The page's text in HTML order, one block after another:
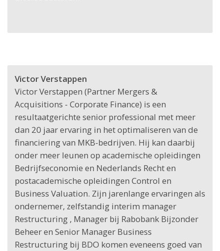
Victor Verstappen
Victor Verstappen (Partner Mergers &
Acquisitions - Corporate Finance) is een
resultaatgerichte senior professional met meer
dan 20 jaar ervaring in het optimaliseren van de
financiering van MKB-bedrijven. Hij kan daarbij
onder meer leunen op academische opleidingen
Bedrijfseconomie en Nederlands Recht en
postacademische opleidingen Control en
Business Valuation. Zijn jarenlange ervaringen als
ondernemer, zelfstandig interim manager
Restructuring , Manager bij Rabobank Bijzonder
Beheer en Senior Manager Business
Restructuring bij BDO komen eveneens goed van